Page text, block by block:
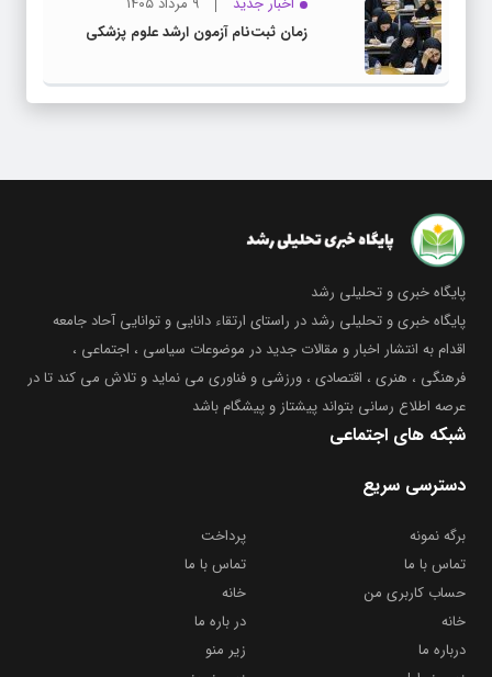
زمان ثبت‌نام آزمون ارشد علوم پزشکی
پایگاه خبری و تحلیلی رشد
پایگاه خبری و تحلیلی رشد در راستای ارتقاء دانایی و توانایی آحاد جامعه
اقدام به انتشار اخبار و مقالات جدید در موضوعات سیاسی ، اجتماعی ،
فرهنگی ، هنری ، اقتصادی ، ورزشی و فناوری می نماید و تلاش می کند تا در
عرصه اطلاع رسانی بتواند پیشتاز و پیشگام باشد
شبکه های اجتماعی
دسترسی سریع
برگه نمونه
پرداخت
تماس با ما
تماس با ما
حساب کاربری من
خانه
خانه
در باره ما
درباره ما
زیر منو